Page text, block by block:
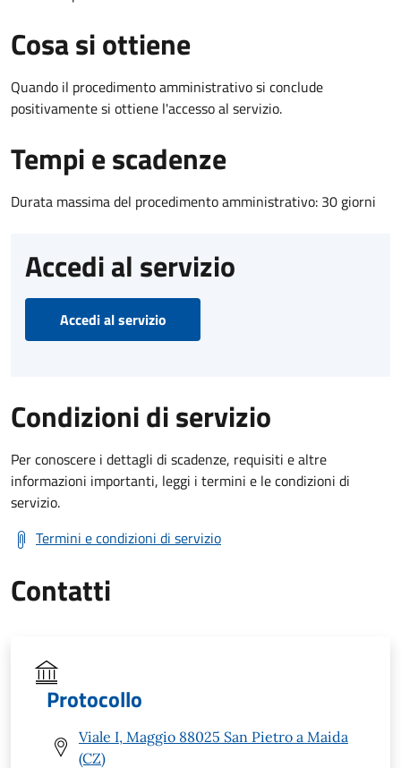
Cosa si ottiene
Quando il procedimento amministrativo si conclude
positivamente si ottiene l'accesso al servizio.
Tempi e scadenze
Durata massima del procedimento amministrativo: 30 giorni
Accedi al servizio
Accedi al servizio
Condizioni di servizio
Per conoscere i dettagli di scadenze, requisiti e altre
informazioni importanti, leggi i termini e le condizioni di
servizio.
Termini e condizioni di servizio
Contatti
Protocollo
Viale I, Maggio 88025 San Pietro a Maida
(CZ)